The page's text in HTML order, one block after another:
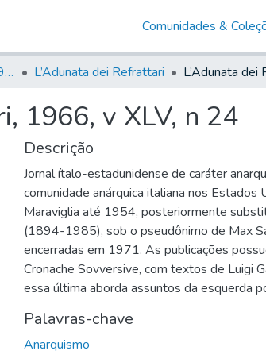
Comunidades &
Canto Libertário (1906-1995) L’Adunata dei Refrattari
1966, v XLV, n 24
Descrição
Jornal ítalo-estadunidense de caráter
comunidade anárquica italiana nos
Maraviglia até 1954, posteriormente
(1894-1985), sob o pseudônimo de Max
encerradas em 1971. As publicações
Cronache Sovversive, com textos de Luigi
essa última aborda assuntos da esquerda
Palavras-chave
Anarquismo